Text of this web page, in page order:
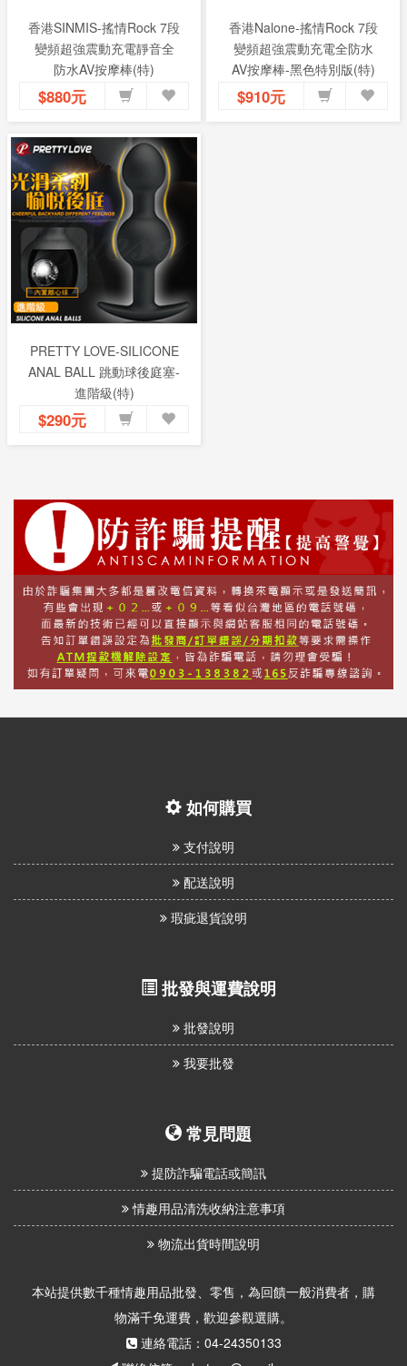
香港SINMIS-搖情Rock 7段
變頻超強震動充電靜音全
防水AV按摩棒(特)
$880元
香港Nalone-搖情Rock 7段
變頻超強震動充電全防水
AV按摩棒-黑色特別版(特)
$910元
PRETTY LOVE-SILICONE
ANAL BALL 跳動球後庭塞-
進階級(特)
$290元
如何購買
支付說明
配送說明
瑕疵退貨說明
批發與運費說明
批發說明
我要批發
常見問題
提防詐騙電話或簡訊
情趣用品清洗收納注意事項
物流出貨時間說明
本站提供數千種情趣用品批發、零售，為回饋一般消費者，購
物滿千免運費，歡迎參觀選購。
連絡電話：04-24350133